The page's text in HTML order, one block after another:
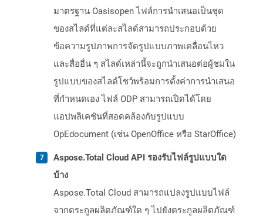
มาตรฐาน Oasisopen ไฟล์การนำเสนอเป็นชุด
ของสไลด์ที่แต่ละสไลด์สามารถประกอบด้วย
ข้อความรูปภาพการจัดรูปแบบภาพเคลื่อนไหว
และสื่ออื่น ๆ สไลด์เหล่านี้จะถูกนำเสนอต่อผู้ชมใน
รูปแบบของสไลด์โชว์พร้อมการตั้งค่าการนำเสนอ
ที่กำหนดเอง ไฟล์ ODP สามารถเปิดได้โดย
แอปพลิเคชันที่สอดคล้องกับรูปแบบ
OpEdocument (เช่น OpenOffice หรือ StarOffice)
Aspose.Total Cloud API รองรับไฟล์รูปแบบใด
บ้าง
Aspose.Total Cloud สามารถแปลงรูปแบบไฟล์
จากตระกูลผลิตภัณฑ์ใด ๆ ไปยังตระกูลผลิตภัณฑ์